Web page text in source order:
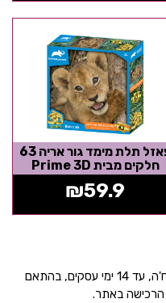
פאזל תלת מימד גור אריה 63
חלקים מבית Prime 3D
₪59.9
1. החברה תדאג לאספקת המוצר ללקוח'ה, עד 14 ימי עסקים, בהתאם
הרכישה באתר.